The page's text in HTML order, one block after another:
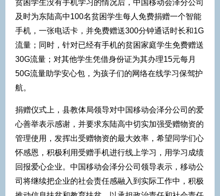
贫困学生没有手机学习的情况后，中国移动会泽分公司
及时为东陆高中100名贫困学生每人免费捐赠一个智能
手机，一张电话卡，并免费赠送300分钟通话时长和1G
流量；同时，针对已经有手机的贫困家庭学生免费赠送
30G流量；对其他学生凭借身份证为其办理15元每月
50G流量助学安心包，为孩子们的网络在线学习保驾护
航。
捐赠仪式上，县教体局领导对中国移动会泽分公司的爱
心善举表示感谢，并要求东陆高中切实加强受赠物资的
管理使用，发挥出受赠物资的最大效率，希望同学们心
怀感恩，积极利用受赠手机进行线上学习，用学习成绩
回报爱心企业。中国移动会泽分公司领导表示，移动公
司将继续把企业的社会责任感融入到实际工作中，积极